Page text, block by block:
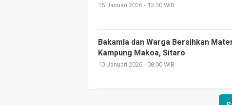
15 Januari 2026 - 13:30 WIB
Bakamla dan Warga Bersihkan
Kampung Makoa, Sitaro
10 Januari 2026 - 08:00 WIB